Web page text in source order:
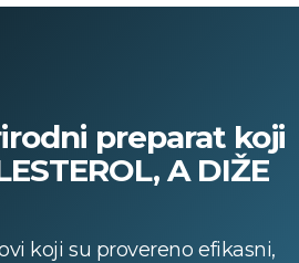
preparat koji
A DIŽE
koji su provereno efikasni,